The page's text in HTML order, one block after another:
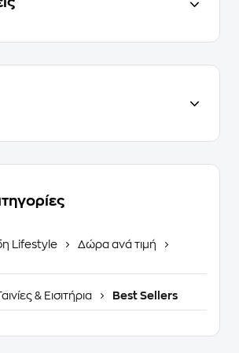
Lifestyle
Δώρα ανά τιμή
& Εισιτήρια Best Sellers